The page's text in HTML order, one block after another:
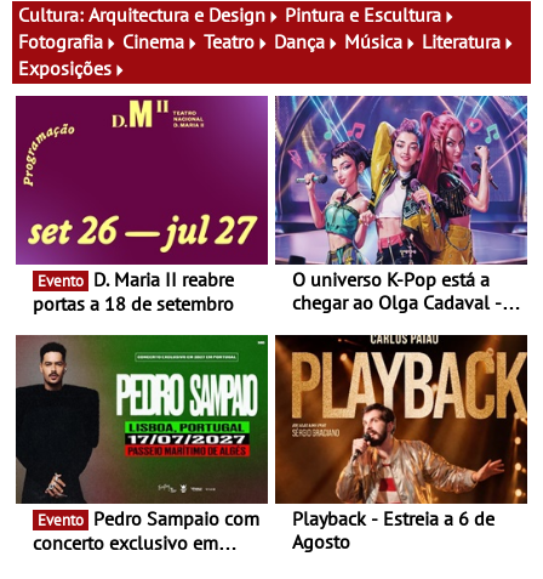
atividades para toda a
família e muito mais
Festas decorrem entre 8 e
16 de agosto
Cultura: Arquitectura e Design
Pintura e Escultura
Fotografia
Cinema Teatro Dança Música
Literatura
Exposições
Evento
portas a 18 de setembro
O universo K-Pop está a
chegar ao Olga Cadaval - A
Evento
concerto exclusivo em
Playback - Estreia a 6 de
Agosto